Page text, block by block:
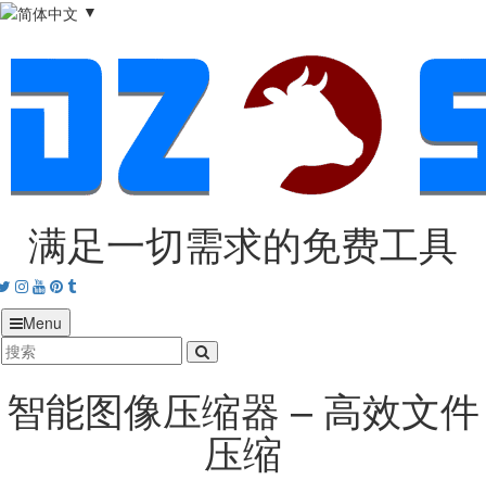
▼
满足一切需求的免费工具
Twitter
Instagram
Youtube
Pinterest
tumblr
Menu
智能图像压缩器 – 高效文件
压缩